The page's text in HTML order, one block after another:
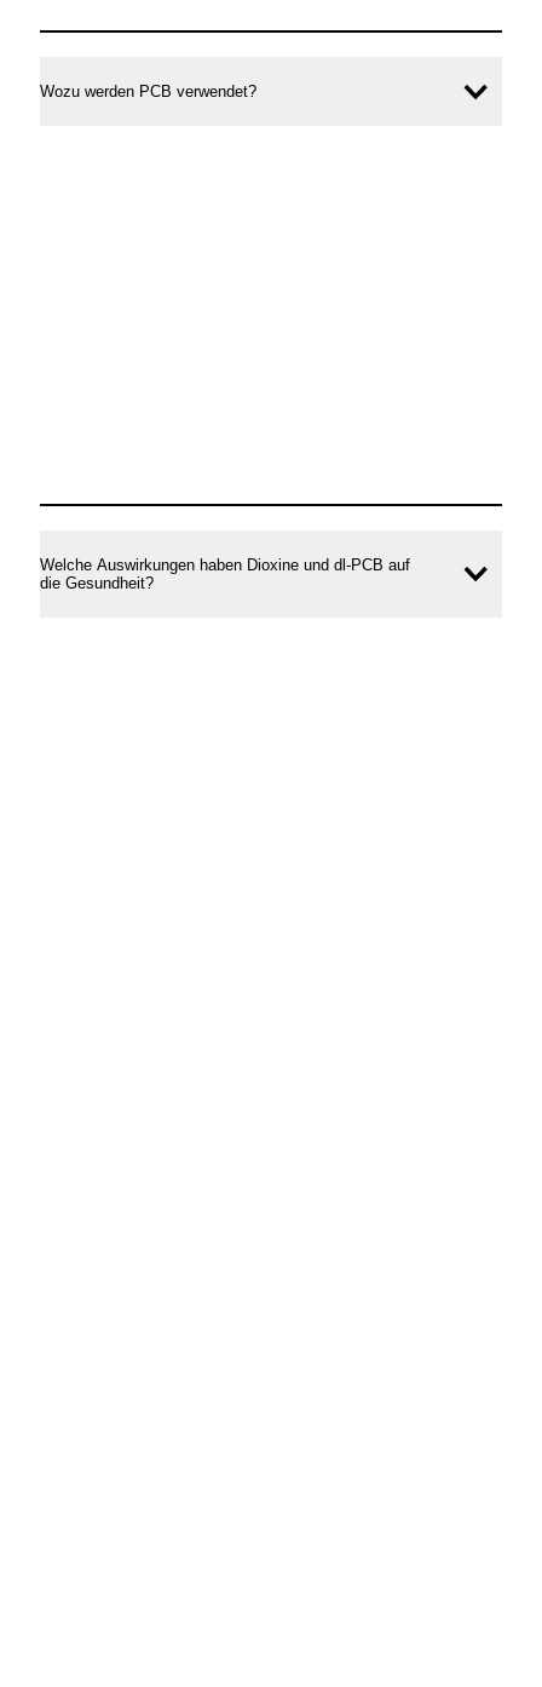
Wozu werden PCB verwendet?
Welche Auswirkungen haben Dioxine und dl-PCB auf
die Gesundheit?